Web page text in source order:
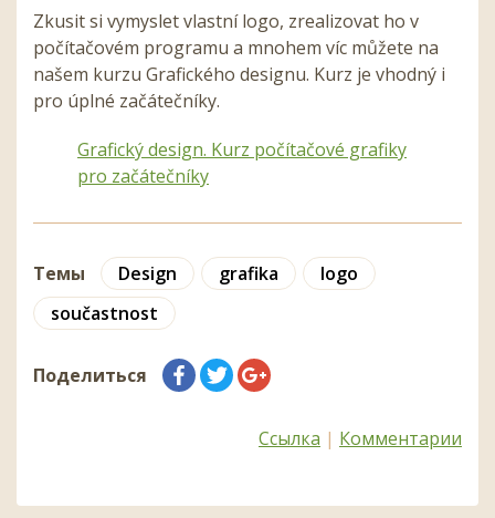
Zkusit si vymyslet vlastní logo, zrealizovat ho v
počítačovém programu a mnohem víc můžete na
našem kurzu Grafického designu. Kurz je vhodný i
pro úplné začátečníky.
Grafický design. Kurz počítačové grafiky
pro začátečníky
Темы Design grafika
logo
součastnost
Поделиться
Ссылка | Комментарии